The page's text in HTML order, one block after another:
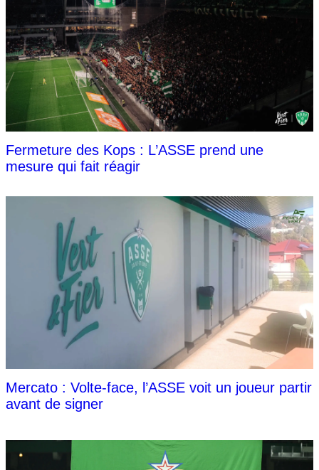
Fermeture des Kops : L’ASSE prend une
mesure qui fait réagir
Mercato : Volte-face, l’ASSE voit un joueur partir
avant de signer